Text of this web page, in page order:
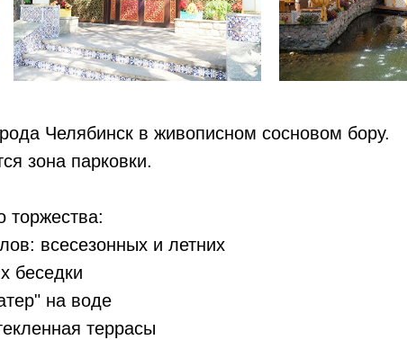
Челябинск в живописном сосновом бору.
зона парковки.
торжества:
всесезонных и летних
беседки
на воде
террасы